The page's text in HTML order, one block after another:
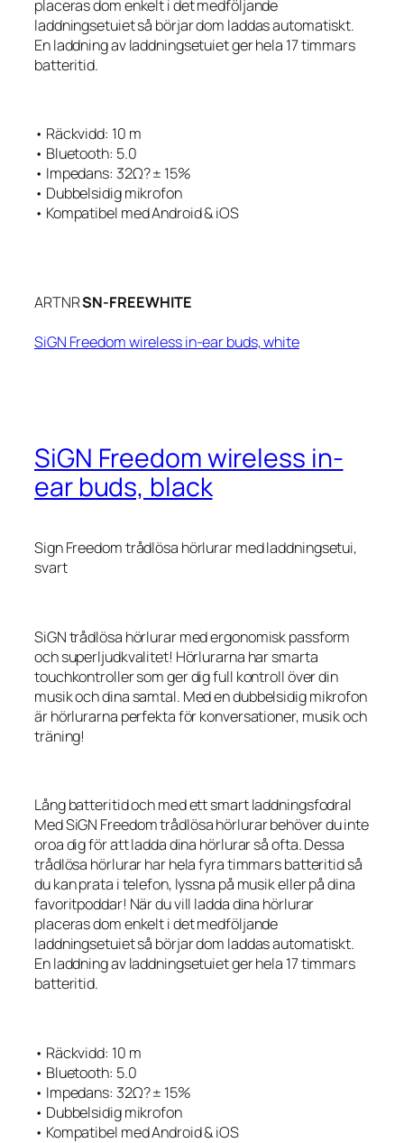
placeras dom enkelt i det medföljande
laddningsetuiet så börjar dom laddas automatiskt.
En laddning av laddningsetuiet ger hela 17 timmars
batteritid.
• Räckvidd: 10 m
• Bluetooth: 5.0
• Impedans: 32Ω? ± 15%
• Dubbelsidig mikrofon
• Kompatibel med Android & iOS
ARTNRSN-FREEWHITE
SiGN Freedom wireless in-ear buds, white
SiGN Freedom wireless in-
ear buds, black
Sign Freedom trådlösa hörlurar med laddningsetui,
svart
SiGN trådlösa hörlurar med ergonomisk passform
och superljudkvalitet! Hörlurarna har smarta
touchkontroller som ger dig full kontroll över din
musik och dina samtal. Med en dubbelsidig mikrofon
är hörlurarna perfekta för konversationer, musik och
träning!
Lång batteritid och med ett smart laddningsfodral
Med SiGN Freedom trådlösa hörlurar behöver du inte
oroa dig för att ladda dina hörlurar så ofta. Dessa
trådlösa hörlurar har hela fyra timmars batteritid så
du kan prata i telefon, lyssna på musik eller på dina
favoritpoddar! När du vill ladda dina hörlurar
placeras dom enkelt i det medföljande
laddningsetuiet så börjar dom laddas automatiskt.
En laddning av laddningsetuiet ger hela 17 timmars
batteritid.
• Räckvidd: 10 m
• Bluetooth: 5.0
• Impedans: 32Ω? ± 15%
• Dubbelsidig mikrofon
• Kompatibel med Android & iOS